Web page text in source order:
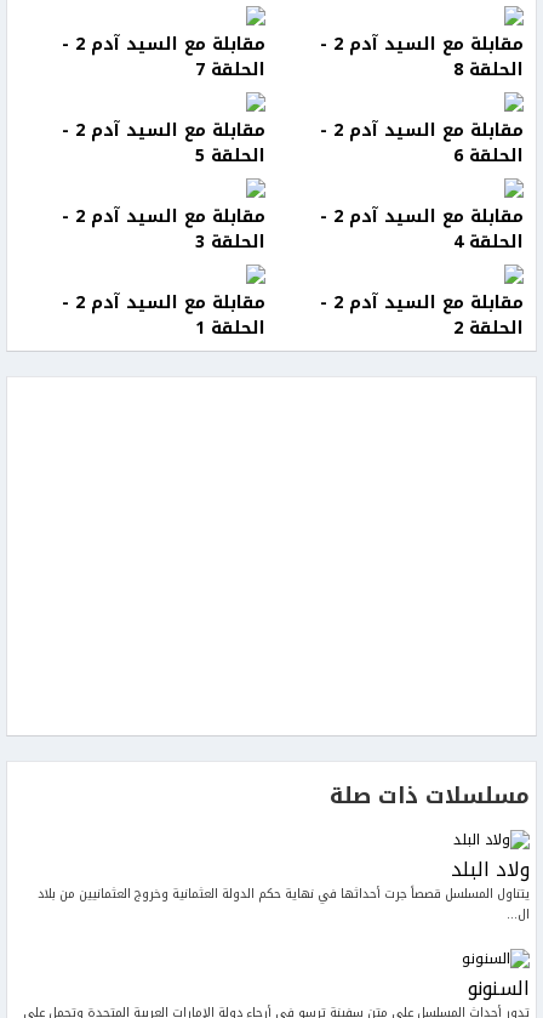
مقابلة مع السيد آدم 2 -
الحلقة 8
مقابلة مع السيد آدم 2 -
الحلقة 7
مقابلة مع السيد آدم 2 -
الحلقة 6
مقابلة مع السيد آدم 2 -
الحلقة 5
مقابلة مع السيد آدم 2 -
الحلقة 4
مقابلة مع السيد آدم 2 -
الحلقة 3
مقابلة مع السيد آدم 2 -
الحلقة 2
مقابلة مع السيد آدم 2 -
الحلقة 1
مسلسلات ذات صلة
ولاد البلد
يتناول المسلسل قصصاً جرت أحداثها في نهاية حكم الدولة العثمانية وخروج العثمانيين من بلاد
ال...
السنونو
تدور أحداث المسلسل على متن سفينة ترسو في أرجاء دولة الإمارات العربية المتحدة وتحمل على